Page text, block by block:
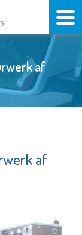
af
af